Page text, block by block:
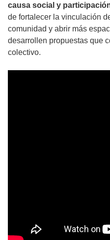
causa social y
de fortalecer la vinculación
comunidad y abrir más
desarrollen propuestas que
colectivo.